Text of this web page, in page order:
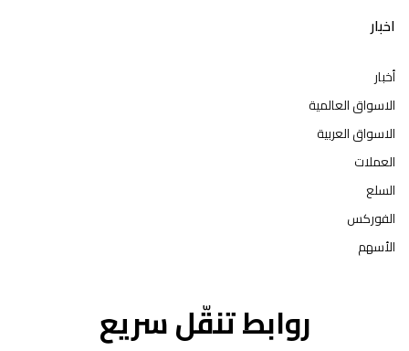
اخبار
أخبار
الاسواق العالمية
الاسواق العربية
العملات
السلع
الفوركس
الأسهم
روابط تنقّل سريع